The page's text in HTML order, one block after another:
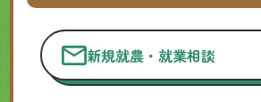
新規就農・就業相談